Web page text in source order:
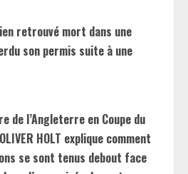
retrouvé mort dans une
son permis suite à une
de l’Angleterre en Coupe du
HOLT explique comment
se sont tenus debout face